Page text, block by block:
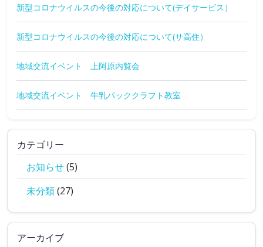
新型コロナウイルスの今後の対応について(デイサービス）
新型コロナウイルスの今後の対応について(サ高住）
地域交流イベント 上阿原内覧会
地域交流イベント 牛乳パッククラフト教室
カテゴリー
お知らせ(5)
未分類(27)
アーカイブ